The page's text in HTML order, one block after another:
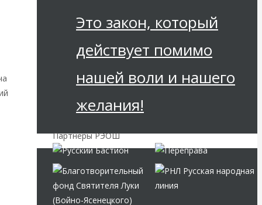
Это закон, который
действует помимо
нашей воли и нашего
желания!
Партнёры РЭОШ